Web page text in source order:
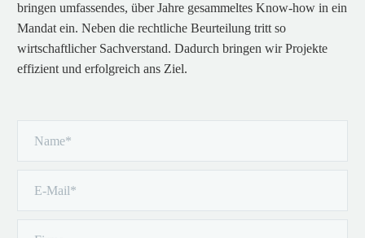
bringen umfassendes, über Jahre gesammeltes Know-how in ein
Mandat ein. Neben die rechtliche Beurteilung tritt so
wirtschaftlicher Sachverstand. Dadurch bringen wir Projekte
effizient und erfolgreich ans Ziel.